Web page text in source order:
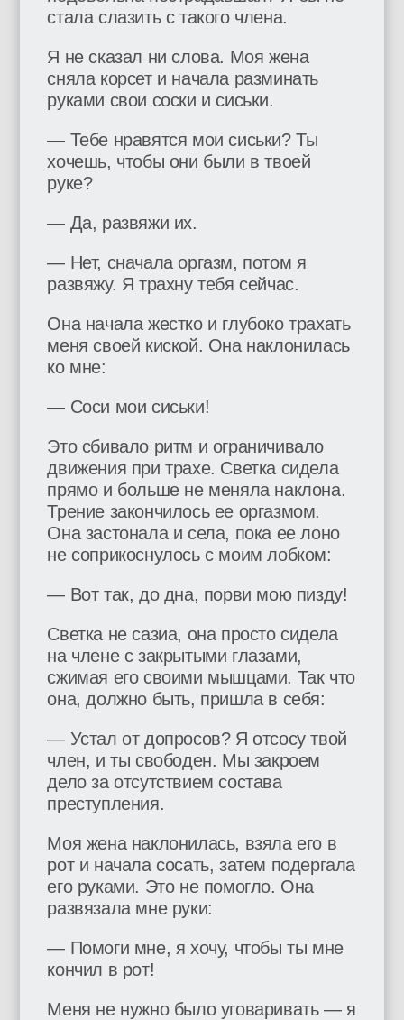
стала слазить с такого члена.
Я не сказал ни слова. Моя жена
сняла корсет и начала разминать
руками свои соски и сиськи.
— Тебе нравятся мои сиськи? Ты
хочешь, чтобы они были в твоей
руке?
— Да, развяжи их.
— Нет, сначала оргазм, потом я
развяжу. Я трахну тебя сейчас.
Она начала жестко и глубоко трахать
меня своей киской. Она наклонилась
ко мне:
— Соси мои сиськи!
Это сбивало ритм и ограничивало
движения при трахе. Светка сидела
прямо и больше не меняла наклона.
Трение закончилось ее оргазмом.
Она застонала и села, пока ее лоно
не соприкоснулось с моим лобком:
— Вот так, до дна, порви мою пизду!
Светка не сазиа, она просто сидела
на члене с закрытыми глазами,
сжимая его своими мышцами. Так что
она, должно быть, пришла в себя:
— Устал от допросов? Я отсосу твой
член, и ты свободен. Мы закроем
дело за отсутствием состава
преступления.
Моя жена наклонилась, взяла его в
рот и начала сосать, затем подергала
его руками. Это не помогло. Она
развязала мне руки:
— Помоги мне, я хочу, чтобы ты мне
кончил в рот!
Меня не нужно было уговаривать — я